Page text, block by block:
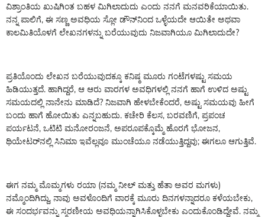
ವಿಶ್ರಾಂತಿಯ ಖುಷಿಗಿಂತ ಬಹಳ ಮಿಗಿಲಾದುದು ಎಂದು ನನಗೆ ಮನವರಿಕೆಯಾಯಿತು.
ನನ್ನ ಪಾಲಿಗೆ, ಈ ಸಣ್ಣ ಅವಧಿಯ ಸ್ಲೋ ಡೌನ್‌ನಿಂದ ಒಳ್ಳೆಯದೇ ಆಯಿತೇ ಅಥವಾ
ಕಾಲಮಿತಿಯೊಳಗೆ ಲೇಖನಗಳನ್ನು ಬರೆಯುವುದು ನಿಜವಾಗಿಯೂ ಮಿಗಿಲಾದುದೇ?
ಪ್ರತಿಯೊಂದು ಲೇಖನ ಬರೆಯುವುದಕ್ಕೂ ಕನಿಷ್ಠ ಮೂರು ಗಂಟೆಗಳಷ್ಟು ಸಮಯ
ಹಿಡಿಯುತ್ತದೆ. ಹಾಗಿದ್ದರೆ, ಆ ಆರು ವಾರಗಳ ಅವಧಿಗಳಲ್ಲಿ ನನಗೆ ಹಾಗೆ ಉಳಿದ ಅಷ್ಟು
ಸಮಯದಲ್ಲಿ ನಾನೇನು ಮಾಡಿದೆ? ನಿಜವಾಗಿ ಹೇಳಬೇಕೆಂದರೆ, ಅಷ್ಟು ಸಮಯವು ಹೀಗೆ
ಬಂದು ಹಾಗೆ ಹೋಯಿತು ಎನ್ನಬಹುದು. ಕಚೇರಿ ಕೆಲಸ, ಬರವಣಿಗೆ, ಪ್ರಪಂಚ
ಪರ್ಯಟನೆ, ಒಟಿಟಿ ಮನೋರಂಜನೆ, ಅಪರೂಪಕ್ಕೊಮ್ಮೆ ಹೊರಗೆ ಭೋಜನ,
ಥಿಯೇಟರ್‌ನಲ್ಲಿ ಸಿನಿಮಾ ಇವೆಲ್ಲವೂ ಮುಂಚೆಯೂ ನಡೆಯುತ್ತಿದ್ದವು; ಈಗಲೂ ಆಗುತ್ತಿವೆ.
ಈಗ ನಮ್ಮ ಮೊಮ್ಮಗಳು ರಯಾ (ನಮ್ಮ ನೀಲ್ ಮತ್ತು ಹೆತಾ ಅವರ ಮಗಳು)
ನಮ್ಮೊಂದಿಗಿದ್ದು, ನಾವು ಅವಳೊಂದಿಗೆ ವಾರಕ್ಕೆ ಮೂರು ದಿನಗಳನ್ನಾದರೂ ಕಳೆಯಬೇಕು,
ಈ ಸಂದರ್ಭವನ್ನು ಸ್ಮರಣೀಯ ಅವಧಿಯನ್ನಾಗಿಸಿಕೊಳ್ಳಬೇಕು ಎಂದುಕೊಂಡಿದ್ದೇವೆ. ನಮ್ಮ